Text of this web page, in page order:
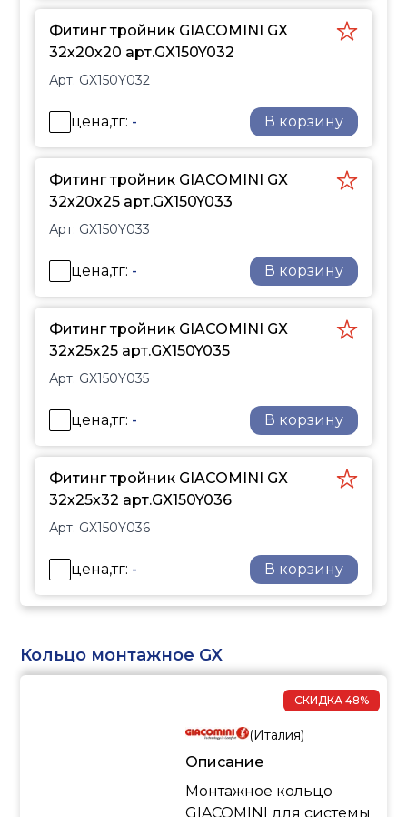
Фитинг тройник GIACOMINI GX
32х20х20 арт.GX150Y032
Арт: GX150Y032
цена,тг: - В корзину
Фитинг тройник GIACOMINI GX
32х20х25 арт.GX150Y033
Арт: GX150Y033
цена,тг: - В корзину
Фитинг тройник GIACOMINI GX
32х25х25 арт.GX150Y035
Арт: GX150Y035
цена,тг: - В корзину
Фитинг тройник GIACOMINI GX
32х25х32 арт.GX150Y036
Арт: GX150Y036
цена,тг: - В корзину
Кольцо монтажное GX
СКИДКА 48%
(Италия)
Описание
Монтажное кольцо
GIACOMINI для системы